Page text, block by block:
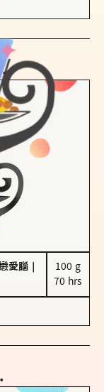
愛腦
100 g
70 hrs